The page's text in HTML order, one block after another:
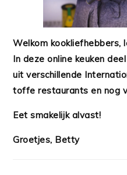
Welkom kookliefhebbers,
In deze online keuken
uit verschillende
toffe restaurants en nog
Eet smakelijk alvast!
Groetjes, Betty